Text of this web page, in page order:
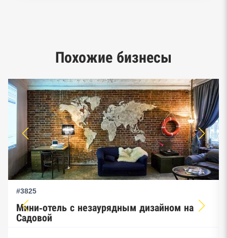
предпринимательства ФНС
Похожие бизнесы
#3825
Мини-отель с незаурядным дизайном на
Садовой